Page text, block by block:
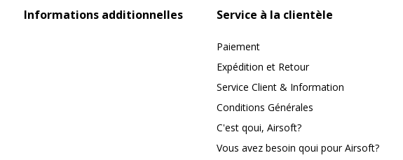
Informations additionnelles Service à la clientèle
Paiement
Expédition et Retour
Service Client & Information
Conditions Générales
C'est qoui, Airsoft?
Vous avez besoin qoui pour Airsoft?